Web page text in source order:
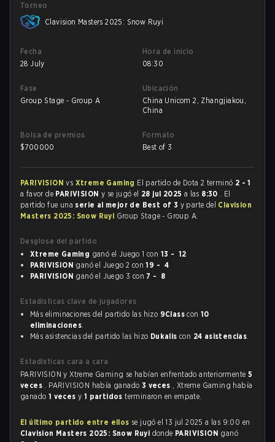
Torneo
Clavision Masters 2025: Snow Ruyi
Fecha
28 July
Hora de inicio
08:30
Fase
Group Stage - Group A
Ubicación
China Unicom 2, Zhangjiakou,
China
Bolsa de premios
$700000
Formato
Best of 3
PARIVISIONvs Xtreme Gaming El partido de Dota 2 terminó 2 - 1
a favor de PARIVISION y se jugó el 28 jul 2025 a las 8:30 . El
partido fue una serie al mejor de Best of 3 y parte del Clavision
Masters 2025: Snow Ruyi Group Stage - Group A.
Desglose del partido
Xtreme Gaming ganó el Juego 1 con 13 - 12
PARIVISION ganó el Juego 2 con19 - 4
PARIVISION ganó el Juego 3 con 7 - 8
Estadísticas clave de jugadores
Más eliminaciones del partido las hizo 9Class con10
eliminaciones.
Más asistencias del partido las hizo Dukalis con 24 asistencias.
Estadísticas cara a cara
PARIVISION y Xtreme Gaming se habían enfrentado anteriormente 5
veces . PARIVISION había ganado 3 veces , Xtreme Gaming había
ganado 1 vecesy 1 partidosterminaron en empate.
El último partido entre ellos se jugó el 13 jul 2025 a las 9:00 en
Clavision Masters 2025: Snow Ruyi donde PARIVISION ganó